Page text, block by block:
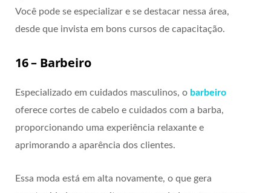
Você pode se especializar e se destacar nessa área,
desde que invista em bons cursos de capacitação.
16 – Barbeiro
Especializado em cuidados masculinos, o barbeiro
oferece cortes de cabelo e cuidados com a barba,
proporcionando uma experiência relaxante e
aprimorando a aparência dos clientes.
Essa moda está em alta novamente, o que gera